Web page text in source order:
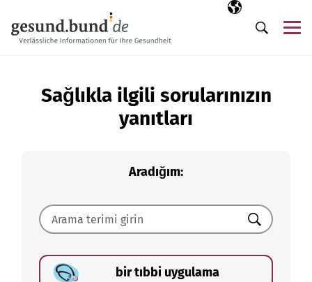
Seçili dil
TR
Arama
Sağlıkla ilgili sorularınızın
yanıtları
Aradığım:
Ara
bir tıbbi uygulama